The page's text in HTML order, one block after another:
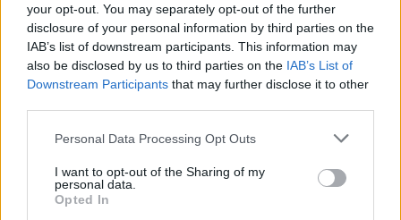
your opt-out. You may separately opt-out of the further
disclosure of your personal information by third parties on the
IAB’s list of downstream participants. This information may
also be disclosed by us to third parties on the IAB’s List of
Downstream Participants that may further disclose it to other
Please note that this website/app uses one or more Google
not limited to your visit or usage behaviour. You may click to
grant or deny consent to Google and its third-party tags to
use your data for below specified purposes in below Google
Personal Data Processing Opt Outs
I want to opt-out of the Sharing of my
personal data.
Opted In
φιλικά
Γκρέι (vid & pics)
23,31% από τις αρχές του έτους